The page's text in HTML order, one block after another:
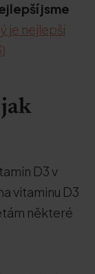
jsme
je nejlepší
D3 v
vitaminu D3
některé